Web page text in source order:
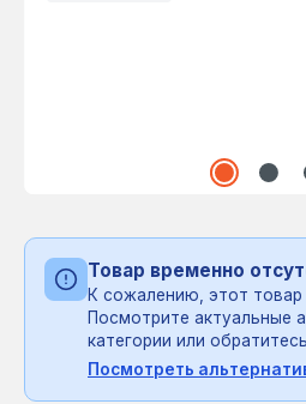
Товар временно
К сожалению, этот товар
Посмотрите актуальные
категории или
Посмотреть